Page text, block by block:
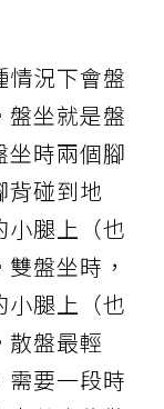
情況下會盤
盤坐就是盤
坐時兩個腳
背碰到地
小腿上（也
盤坐時，
小腿上（也
散盤最輕
需要一段時